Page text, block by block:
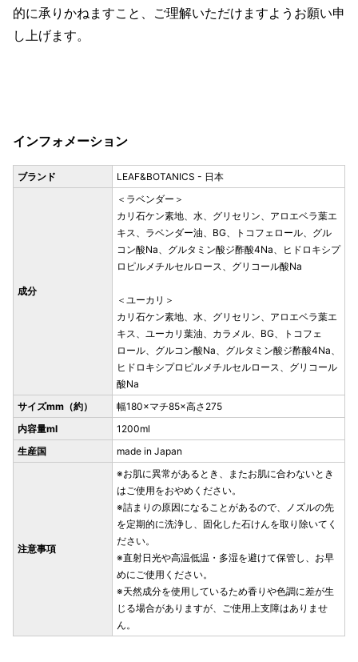
的に承りかねますこと、ご理解いただけますようお願い申
し上げます。
インフォメーション
ブランド LEAF&BOTANICS - 日本
成分
＜ラベンダー＞
カリ石ケン素地、水、グリセリン、アロエベラ葉エ
キス、ラベンダー油、BG、トコフェロール、グル
コン酸Na、グルタミン酸ジ酢酸4Na、ヒドロキシプ
ロピルメチルセルロース、グリコール酸Na
＜ユーカリ＞
カリ石ケン素地、水、グリセリン、アロエベラ葉エ
キス、ユーカリ葉油、カラメル、BG、トコフェ
ロール、グルコン酸Na、グルタミン酸ジ酢酸4Na、
ヒドロキシプロピルメチルセルロース、グリコール
酸Na
サイズmm（約）
幅180×マチ85×高さ275
内容量ml
1200ml
生産国
made in Japan
注意事項
※お肌に異常があるとき、またお肌に合わないとき
はご使用をおやめください。
※詰まりの原因になることがあるので、ノズルの先
を定期的に洗浄し、固化した石けんを取り除いてく
ださい。
※直射日光や高温低温・多湿を避けて保管し、お早
めにご使用ください。
※天然成分を使用しているため香りや色調に差が生
じる場合がありますが、ご使用上支障はありませ
ん。